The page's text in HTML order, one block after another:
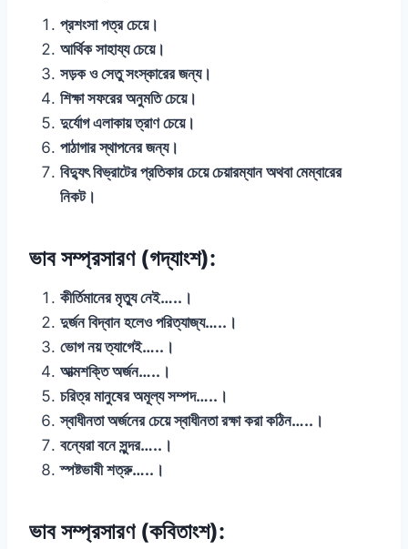
প্রশংসা পত্র চেয়ে।
আর্থিক সাহায্য চেয়ে।
সড়ক ও সেতু সংস্কারের জন্য।
শিক্ষা সফরের অনুমতি চেয়ে।
দুর্যোগ এলাকায় ত্রাণ চেয়ে।
পাঠাগার স্থাপনের জন্য।
বিদ্যুৎ বিভ্রাটের প্রতিকার চেয়ে চেয়ারম্যান অথবা মেম্বারের
নিকট।
ভাব সম্প্রসারণ (গদ্যাংশ):
কীর্তিমানের মৃত্যু নেই…..।
দুর্জন বিদ্বান হলেও পরিত্যাজ্য…..।
ভোগ নয় ত্যাগেই…..।
আত্মশক্তি অর্জন…..।
চরিত্র মানুষের অমূল্য সম্পদ…..।
স্বাধীনতা অর্জনের চেয়ে স্বাধীনতা রক্ষা করা কঠিন…..।
বন্যেরা বনে সুন্দর…..।
স্পষ্টভাষী শত্রু…..।
ভাব সম্প্রসারণ (কবিতাংশ):